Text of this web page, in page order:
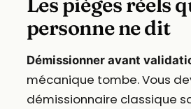
personne ne dit
Démissionner avant
mécanique tombe. Vous
démissionnaire classique